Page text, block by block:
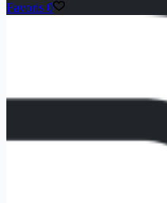
Favoris 0